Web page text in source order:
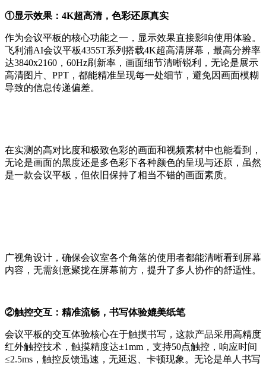
①显示效果：4K超高清，色彩还原真实
作为会议平板的核心功能之一，显示效果直接影响使用体验。
飞利浦AI会议平板4355T系列搭载4K超高清屏幕，最高分辨率
达3840x2160，60Hz刷新率，画面细节清晰锐利，无论是展示
高清图片、PPT，都能精准呈现每一处细节，避免因画面模糊
导致的信息传递偏差。
在实测的高对比度和极致色彩的画面和视频素材中也能看到，
无论是画面的黑度还是多色彩下各种颜色的呈现与还原，虽然
是一款会议平板，但依旧保持了相当不错的画面素质。
广视角设计，确保会议室各个角落的使用者都能清晰看到屏幕
内容，无需刻意聚拢在屏幕前方，提升了多人协作的舒适性。
②触控交互：精准流畅，书写体验媲美纸笔
会议平板的交互体验核心在于触摸书写，这款产品采用高精度
红外触控技术，触摸精度达±1mm，支持50点触控，响应时间
≤2.5ms，触控反馈迅速，无延迟、卡顿现象。无论是单人书写